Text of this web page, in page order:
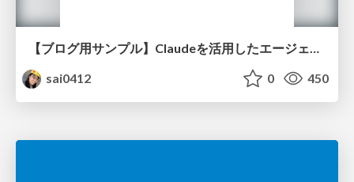
【ブログ用サンプル】Claudeを活用したエージェント分析レポート自動生成例
sai0412
0 450